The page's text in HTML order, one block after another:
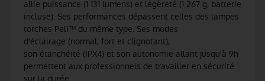
allie puissance (1 131 lumens) et légèreté (1 267 g, batterie
incluse). Ses performances dépassent celles des lampes
torches Peli™ du même type. Ses modes
d'éclairage (normal, fort et clignotant),
son étanchéité (IPX4) et son autonomie allant jusqu'à 9h
permettent aux professionnels de travailler en sécurité